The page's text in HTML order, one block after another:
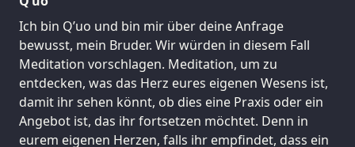
Ich bin Q’uo und bin mir über deine Anfrage
bewusst, mein Bruder. Wir würden in diesem Fall
Meditation vorschlagen. Meditation, um zu
entdecken, was das Herz eures eigenen Wesens ist,
damit ihr sehen könnt, ob dies eine Praxis oder ein
Angebot ist, das ihr fortsetzen möchtet. Denn in
eurem eigenen Herzen, falls ihr empfindet, dass ein